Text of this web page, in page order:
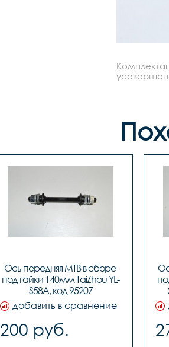
Ось передняя МТВ в сборе
под гайки 140мм TaiZhou YL-
S58A, код 95207
добавить в сравнение
200 руб.